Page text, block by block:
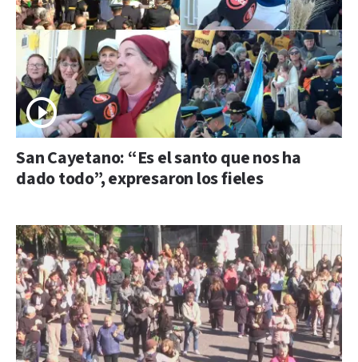
San Cayetano: “Es el santo que nos ha
dado todo”, expresaron los fieles